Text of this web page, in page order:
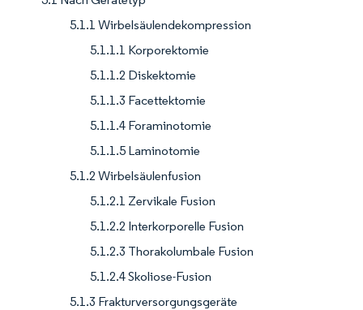
5.1.1 Wirbelsäulendekompression
5.1.1.1 Korporektomie
5.1.1.2 Diskektomie
5.1.1.3 Facettektomie
5.1.1.4 Foraminotomie
5.1.1.5 Laminotomie
5.1.2 Wirbelsäulenfusion
5.1.2.1 Zervikale Fusion
5.1.2.2 Interkorporelle Fusion
5.1.2.3 Thorakolumbale Fusion
5.1.2.4 Skoliose-Fusion
5.1.3 Frakturversorgungsgeräte